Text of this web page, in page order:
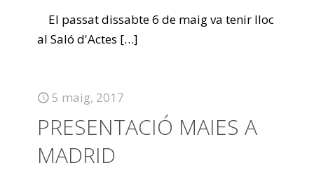
El passat dissabte 6 de maig va tenir lloc
al Saló d'Actes […]
5 maig, 2017
PRESENTACIÓ MAIES A
MADRID